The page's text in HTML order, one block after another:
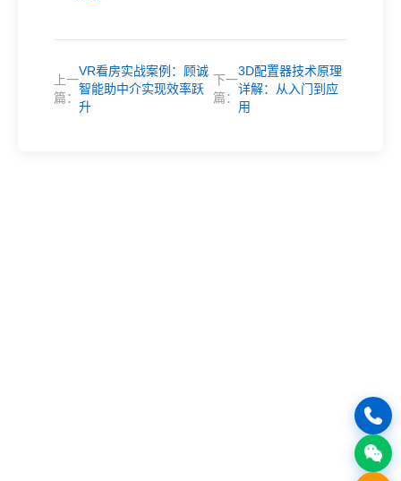
上一
篇：
VR看房实战案例：顾诚
智能助中介实现效率跃
升
下一
篇：
3D配置器技术原理
详解：从入门到应
用